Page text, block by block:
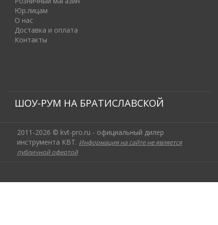
Юр.лицам
О нас
Доставка и оплата
Контакты
ШОУ-РУМ НА БРАТИСЛАВСКОЙ
2011-2026 © kvt-pro.ru - официальный дилер
инструмента КВТ. Информация на сайте не является
публичной офертой